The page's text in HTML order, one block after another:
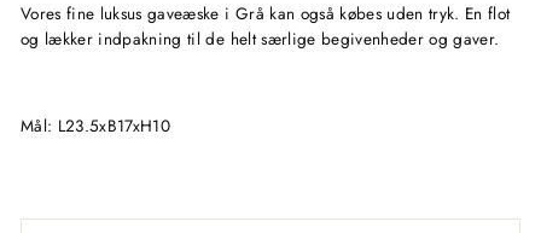
Vores fine luksus gaveæske i Grå kan også købes uden tryk. En flot
og lækker indpakning til de helt særlige begivenheder og gaver.
Mål: L23.5xB17xH10